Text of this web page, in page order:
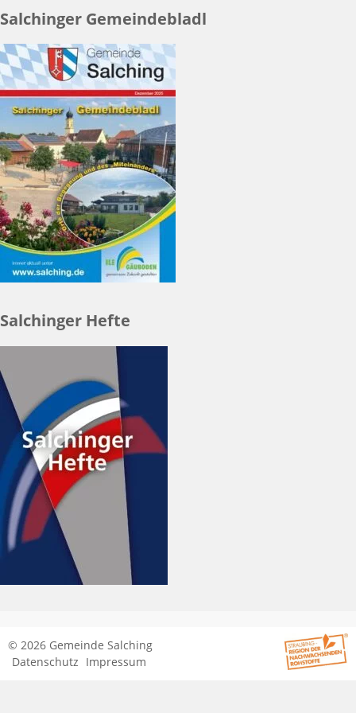
Salchinger Gemeindebladl
Salchinger Hefte
© 2026 Gemeinde Salching
Datenschutz Impressum